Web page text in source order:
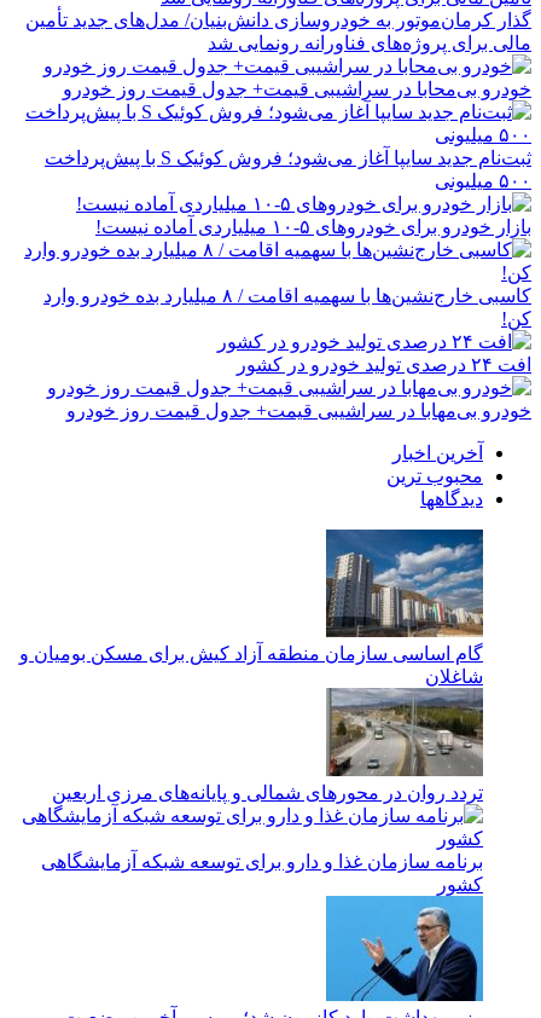
گذار کرمان‌موتور به خودروسازی دانش‌بنیان/ مدل‌های جدید تأمین
مالی برای پروژه‌های فناورانه رونمایی شد
خودرو بی‌محابا در سراشیبی قیمت+ جدول قیمت روز خودرو
ثبت‌نام جدید سایپا آغاز می‌شود؛ فروش کوئیک S با پیش‌پرداخت
۵۰۰ میلیونی
بازار خودرو برای خودروهای ۵-۱۰ میلیاردی آماده نیست!
کاسبی خارج‌نشین‌ها با سهمیه اقامت / ۸ میلیارد بده خودرو وارد
کن!
افت ۲۴ درصدی تولید خودرو در کشور
خودرو بی‌مهابا در سراشیبی قیمت+ جدول قیمت روز خودرو
آخرین اخبار
محبوب ترین
دیدگاهها
گام اساسی سازمان منطقه آزاد کیش برای مسکن بومیان و
شاغلان
تردد روان در محورهای شمالی و پایانه‌های مرزی اربعین
برنامه سازمان غذا و دارو برای توسعه شبکه آزمایشگاهی
کشور